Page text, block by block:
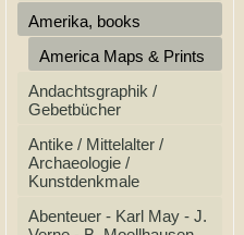
Amerika, books
America Maps & Prints
Andachtsgraphik /
Gebetbücher
Antike / Mittelalter /
Archaeologie /
Kunstdenkmale
Abenteuer - Karl May - J.